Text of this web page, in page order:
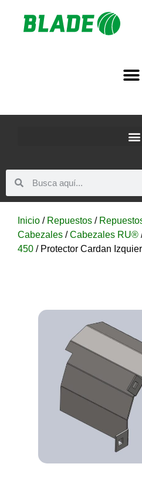
Inicio / Repuestos /
Cabezales /Cabezales RU®
450 / Protector Cardan